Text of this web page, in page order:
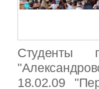
18.02.09